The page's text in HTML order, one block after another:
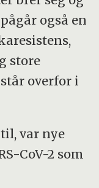
også en
store
overfor i
var nye
CoV-2 som